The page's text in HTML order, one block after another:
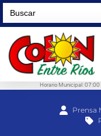
Search
for:
Horario Municipal:
Prensa